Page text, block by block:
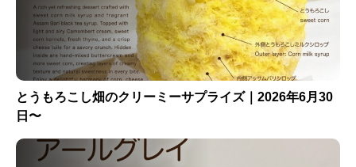
とうもろこし畑のクリーミーサプライズ｜2026年6月30
日〜